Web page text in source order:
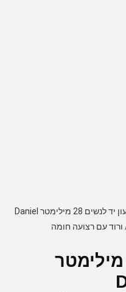
שעון יד לנשים 28 מילימטר Daniel
שעון יד לנשים 28 מילימטר